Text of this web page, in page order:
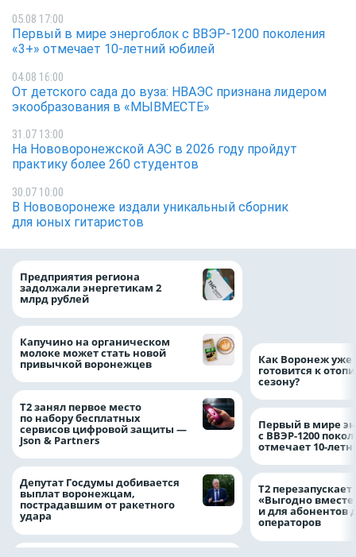
05.08 17:00
Первый в мире энергоблок с ВВЭР-1200 поколения
«3+» отмечает 10-летний юбилей
04.08 16:00
От детского сада до вуза: НВАЭС признана лидером
экообразования в «МЫВМЕСТЕ»
31.07 13:00
На Нововоронежской АЭС в 2026 году пройдут
практику более 260 студентов
30.07 10:00
В Нововоронеже издали уникальный сборник
для юных гитаристов
Предприятия региона
задолжали энергетикам 2
млрд рублей
Капучино на органическом
молоке может стать новой
привычкой воронежцев
Т2 занял первое место
по набору бесплатных
сервисов цифровой защиты —
Json & Partners
Депутат Госдумы добивается
выплат воронежцам,
пострадавшим от ракетного
удара
Как Воронеж уже
готовится к
сезону?
Первый в мире
с ВВЭР-1200
отмечает 10-
Т2
«Выгодно
и для абонентов
операторов